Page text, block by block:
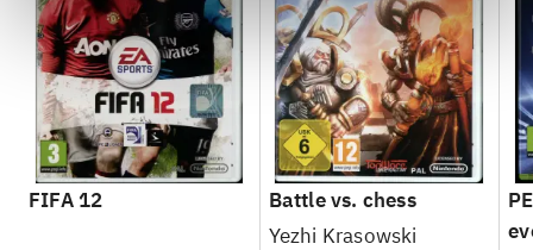
FIFA 12
Battle vs. chess
Yezhi Krasowski